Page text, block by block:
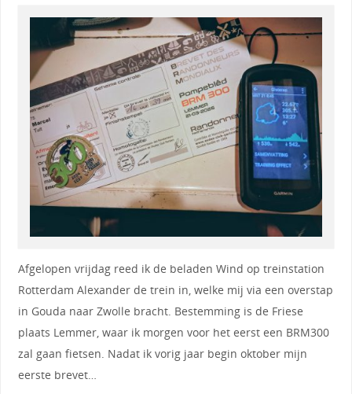
Afgelopen vrijdag reed ik de beladen Wind op treinstation
Rotterdam Alexander de trein in, welke mij via een overstap
in Gouda naar Zwolle bracht. Bestemming is de Friese
plaats Lemmer, waar ik morgen voor het eerst een BRM300
zal gaan fietsen. Nadat ik vorig jaar begin oktober mijn
eerste brevet…